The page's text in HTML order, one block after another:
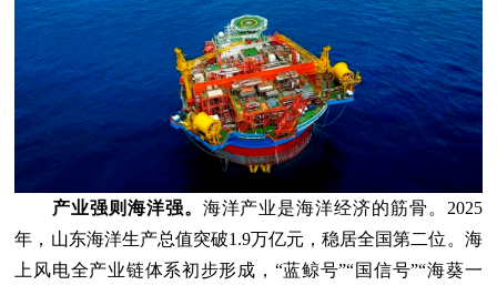
产业强则海洋强。 海洋产业是海洋经济的筋骨。2025
年，山东海洋生产总值突破1.9万亿元，稳居全国第二位。海
上风电全产业链体系初步形成，“蓝鲸号”“国信号”“海葵一